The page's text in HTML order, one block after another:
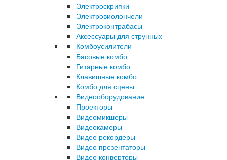
Электроскрипки
Электровиолончели
Электроконтрабасы
Аксессуары для струнных
Комбоусилители
Басовые комбо
Гитарные комбо
Клавишные комбо
Комбо для сцены
Видеооборудование
Проекторы
Видеомикшеры
Видеокамеры
Видео рекордеры
Видео презентаторы
Видео конверторы